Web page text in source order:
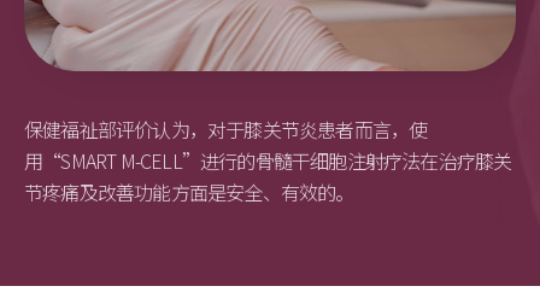
保健福祉部评价认为，对于膝关节炎患者而言，使
用“SMART M-CELL”进行的骨髓干细胞注射疗法在治疗膝关
节疼痛及改善功能方面是安全、有效的。